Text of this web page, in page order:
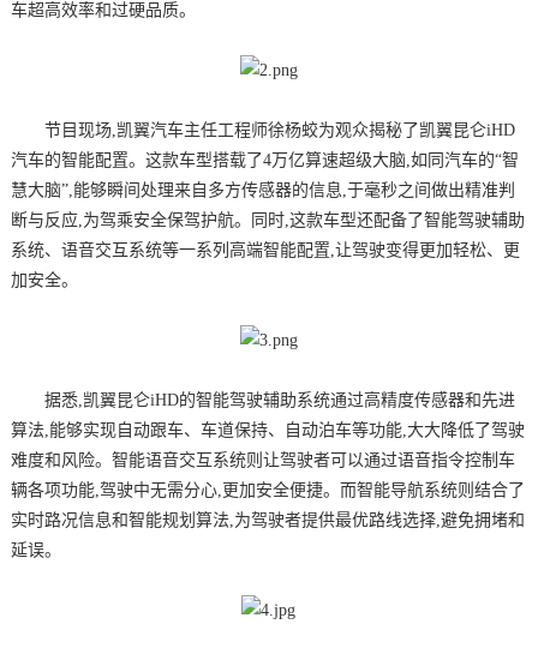
车超高效率和过硬品质。
节目现场,凯翼汽车主任工程师徐杨蛟为观众揭秘了凯翼昆仑iHD
汽车的智能配置。这款车型搭载了4万亿算速超级大脑,如同汽车的“智
慧大脑”,能够瞬间处理来自多方传感器的信息,于毫秒之间做出精准判
断与反应,为驾乘安全保驾护航。同时,这款车型还配备了智能驾驶辅助
系统、语音交互系统等一系列高端智能配置,让驾驶变得更加轻松、更
加安全。
据悉,凯翼昆仑iHD的智能驾驶辅助系统通过高精度传感器和先进
算法,能够实现自动跟车、车道保持、自动泊车等功能,大大降低了驾驶
难度和风险。智能语音交互系统则让驾驶者可以通过语音指令控制车
辆各项功能,驾驶中无需分心,更加安全便捷。而智能导航系统则结合了
实时路况信息和智能规划算法,为驾驶者提供最优路线选择,避免拥堵和
延误。